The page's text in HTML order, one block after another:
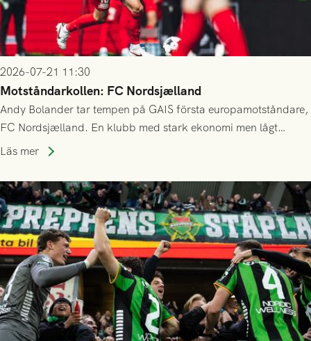
2026-07-21 11:30
Motståndarkollen: FC Nordsjælland
Andy Bolander tar tempen på GAIS första europamotståndare,
FC Nordsjælland. En klubb med stark ekonomi men lågt
publiksnitt, ett lag med både kollektiv styrka och individuell
Läs mer